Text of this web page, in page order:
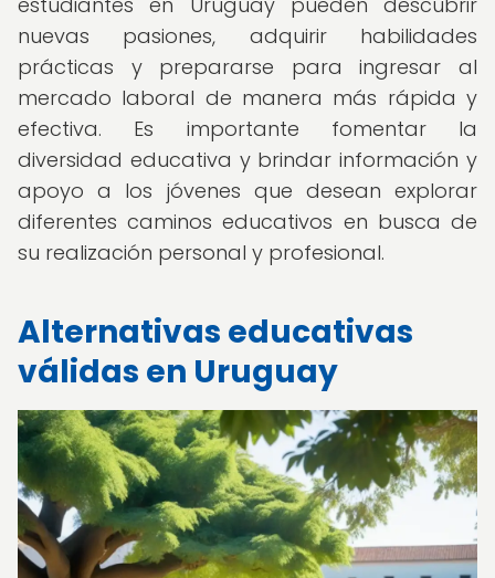
nuevas pasiones, adquirir habilidades
prácticas y prepararse para ingresar al
mercado laboral de manera más rápida y
efectiva. Es importante fomentar la
diversidad educativa y brindar información y
apoyo a los jóvenes que desean explorar
diferentes caminos educativos en busca de
su realización personal y profesional.
Alternativas educativas
válidas en Uruguay